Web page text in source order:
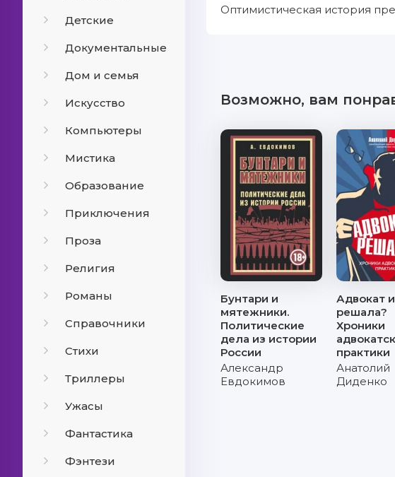
Детские
Документальные
Дом и семья
Искусство
Компьютеры
Мистика
Образование
Приключения
Проза
Религия
Романы
Справочники
Стихи
Триллеры
Ужасы
Фантастика
Фэнтези
Оптимистическая история
Возможно, вам
Бунтари и
мятежники.
Политические
дела из истории
России
Александр
Евдокимов
Адвокат
решала?
Хроники
практики
Анатолий
Диденко